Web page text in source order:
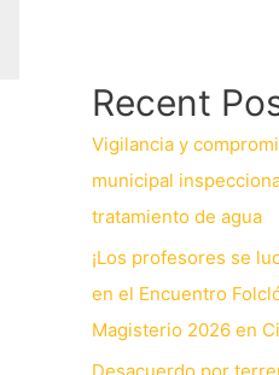
Recent
Vigilancia y
municipal
tratamiento de agua
¡Los profesores se
en el Encuentro
Magisterio 2026 en